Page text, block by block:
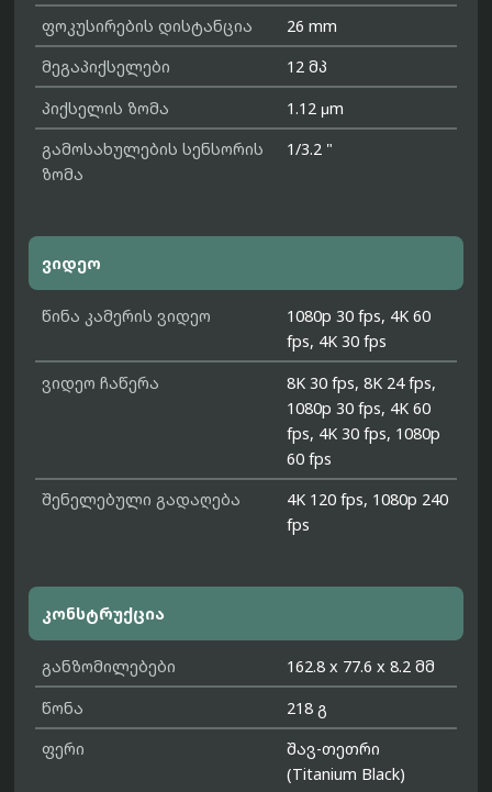
ფოკუსირების დისტანცია
26 mm
მეგაპიქსელები
12 მპ
პიქსელის ზომა
1.12 μm
გამოსახულების სენსორის
ზომა
1/3.2 "
ვიდეო
წინა კამერის ვიდეო
1080p 30 fps, 4K 60
fps, 4K 30 fps
ვიდეო ჩაწერა
8K 30 fps, 8K 24 fps,
1080p 30 fps, 4K 60
fps, 4K 30 fps, 1080p
60 fps
შენელებული გადაღება
4K 120 fps, 1080p 240
fps
კონსტრუქცია
განზომილებები
162.8 x 77.6 x 8.2 მმ
წონა
218 გ
ფერი
შავ-თეთრი
(Titanium Black)